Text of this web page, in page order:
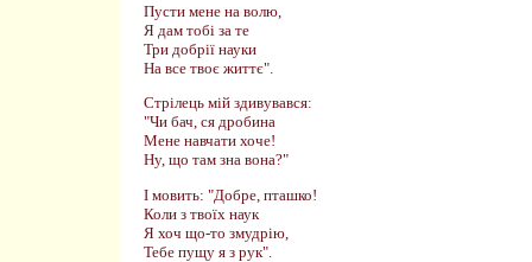
Пусти мене на волю,
Я дам тобі за те
Три добрії науки
На все твоє життє".
Стрілець мій здивувався:
"Чи бач, ся дробина
Мене навчати хоче!
Ну, що там зна вона?"
І мовить: "Добре, пташко!
Коли з твоїх наук
Я хоч що-то змудрію,
Тебе пущу я з рук".